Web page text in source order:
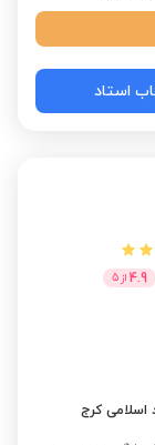
استاد
4.9 از 5
اسلامی کرج